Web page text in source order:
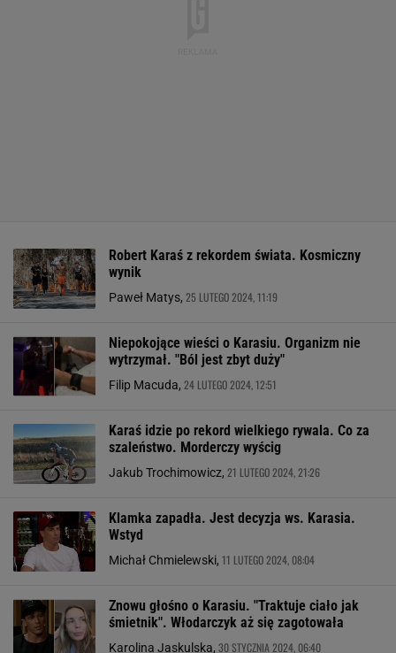
Robert Karaś z rekordem świata. Kosmiczny
wynik
Paweł Matys, 25 LUTEGO 2024, 11:19
Niepokojące wieści o Karasiu. Organizm nie
wytrzymał. "Ból jest zbyt duży"
Filip Macuda, 24 LUTEGO 2024, 12:51
Karaś idzie po rekord wielkiego rywala. Co za
szaleństwo. Morderczy wyścig
Jakub Trochimowicz, 21 LUTEGO 2024, 21:26
Klamka zapadła. Jest decyzja ws. Karasia.
Wstyd
Michał Chmielewski, 11 LUTEGO 2024, 08:04
Znowu głośno o Karasiu. "Traktuje ciało jak
śmietnik". Włodarczyk aż się zagotowała
Karolina Jaskulska, 30 STYCZNIA 2024, 06:40